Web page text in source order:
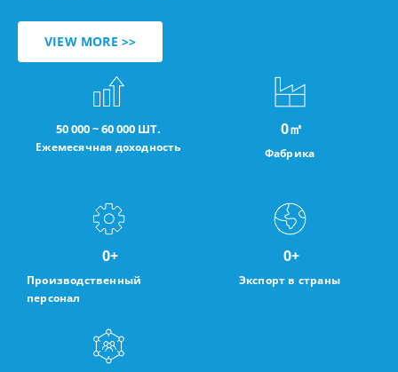
VIEW MORE >>
50 000 ~ 60 000 ШТ.
Ежемесячная доходность Фабрика
0㎡
Производственный
персонал
0+
Экспорт в страны
0+